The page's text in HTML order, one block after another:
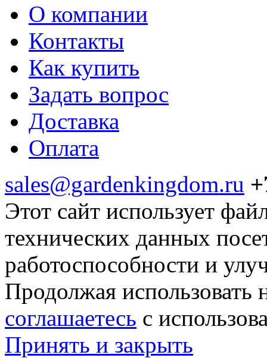
О компании
Контакты
Как купить
Задать вопрос
Доставка
Оплата
sales@gardenkingdom.ru
Этот сайт использует
технических данных
работоспособности и
Продолжая использовать
соглашаетесь с
Принять и закрыть